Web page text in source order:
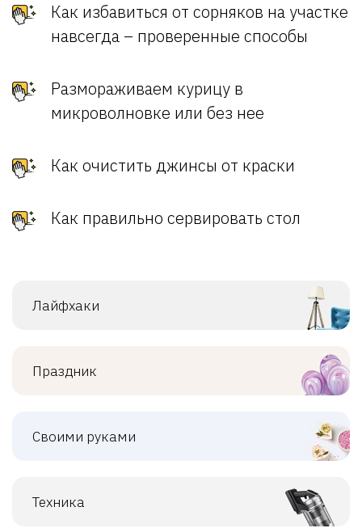
Как избавиться от сорняков на участке
навсегда – проверенные способы
Размораживаем курицу в
микроволновке или без нее
Как очистить джинсы от краски
Как правильно сервировать стол
Лайфхаки
Праздник
Своими руками
Техника